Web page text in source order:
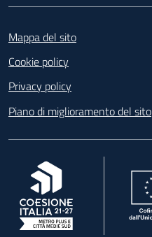
Mappa del sito
Cookie policy
Privacy policy
Piano di miglioramento del sito
, apre in una nuova scheda